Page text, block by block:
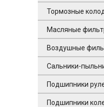
Тормозные
Масляные
Воздушные
Сальники-
Подшипники
Подшипники